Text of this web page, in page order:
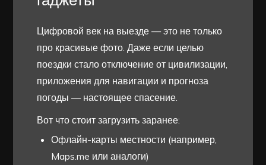
Цифровой век на выезде — это не только
про красивые фото. Даже если целью
поездки стало отключение от цивилизации,
приложения для навигации и прогноза
погоды — настоящее спасение.
Вот что стоит загрузить заранее:
Офлайн-карты местности (например,
Maps.me или аналоги)